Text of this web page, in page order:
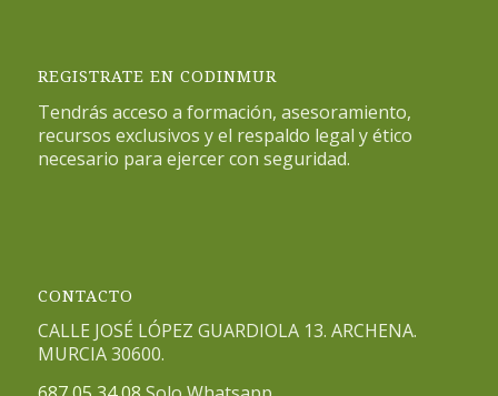
REGISTRATE EN CODINMUR
Tendrás acceso a formación, asesoramiento,
recursos exclusivos y el respaldo legal y ético
necesario para ejercer con seguridad.
CONTACTO
CALLE JOSÉ LÓPEZ GUARDIOLA 13. ARCHENA.
MURCIA 30600.